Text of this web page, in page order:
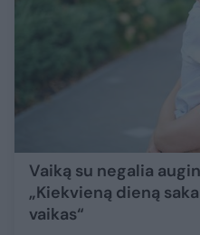
Vaiką su negalia
„Kiekvieną dieną
vaikas“